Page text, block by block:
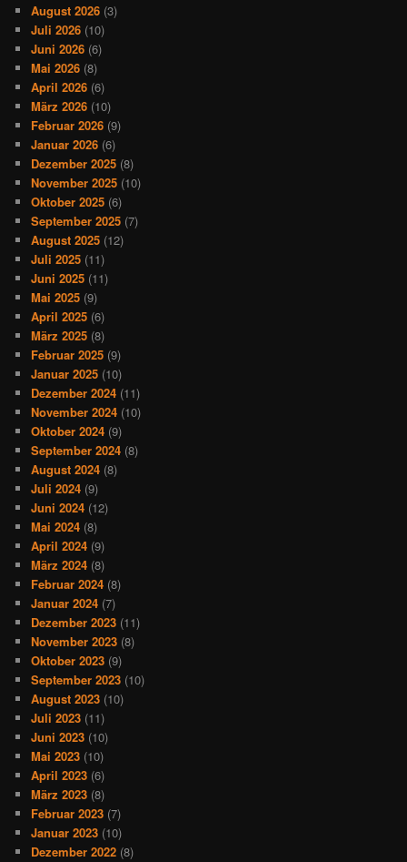
August 2026 (3)
Juli 2026 (10)
Juni 2026 (6)
Mai 2026 (8)
April 2026 (6)
März 2026 (10)
Februar 2026 (9)
Januar 2026 (6)
Dezember 2025 (8)
November 2025 (10)
Oktober 2025 (6)
September 2025 (7)
August 2025 (12)
Juli 2025 (11)
Juni 2025 (11)
Mai 2025 (9)
April 2025 (6)
März 2025 (8)
Februar 2025 (9)
Januar 2025 (10)
Dezember 2024 (11)
November 2024 (10)
Oktober 2024 (9)
September 2024 (8)
August 2024 (8)
Juli 2024 (9)
Juni 2024 (12)
Mai 2024 (8)
April 2024 (9)
März 2024 (8)
Februar 2024 (8)
Januar 2024 (7)
Dezember 2023 (11)
November 2023 (8)
Oktober 2023 (9)
September 2023 (10)
August 2023 (10)
Juli 2023 (11)
Juni 2023 (10)
Mai 2023 (10)
April 2023 (6)
März 2023 (8)
Februar 2023 (7)
Januar 2023 (10)
Dezember 2022 (8)